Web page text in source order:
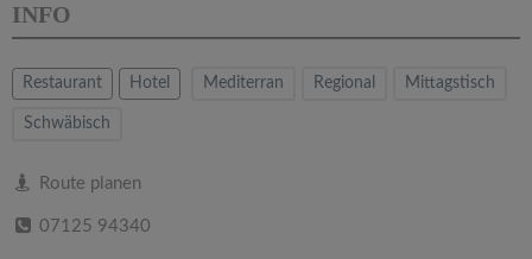
INFO
Restaurant Hotel Mediterran Regional Mittagstisch
Schwäbisch
Route planen
07125 94340
a
v
g